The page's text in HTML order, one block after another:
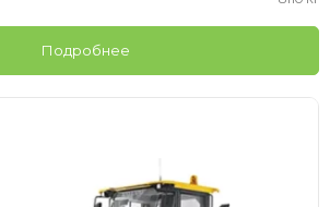
Подробнее